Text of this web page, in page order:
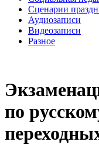
Сценарии
Аудиозаписи
Видеозаписи
Разное
по